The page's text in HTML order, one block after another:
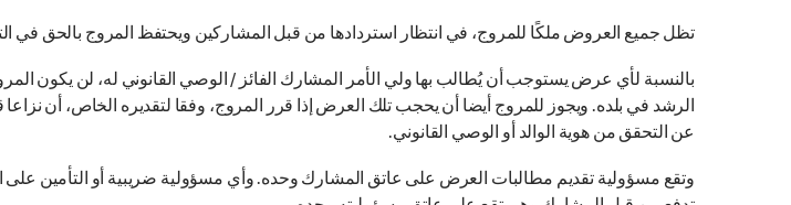
تظل جميع العروض ملكًا للمروج، في انتظار استردادها من قبل المشاركين ويحتفظ المروج بالحق في
بالنسبة لأي عرض يستوجب أن يُطالب بها ولي الأمر المشارك الفائز / الوصي القانوني له، لن يكون
الرشد في بلده. ويجوز للمروج أيضا أن يحجب تلك العرض إذا قرر المروج، وفقا لتقديره الخاص، أن نزاعا
عن التحقق من هوية الوالد أو الوصي القانوني.
وتقع مسؤولية تقديم مطالبات العرض على عاتق المشارك وحده. وأي مسؤولية ضريبية أو التأمين على